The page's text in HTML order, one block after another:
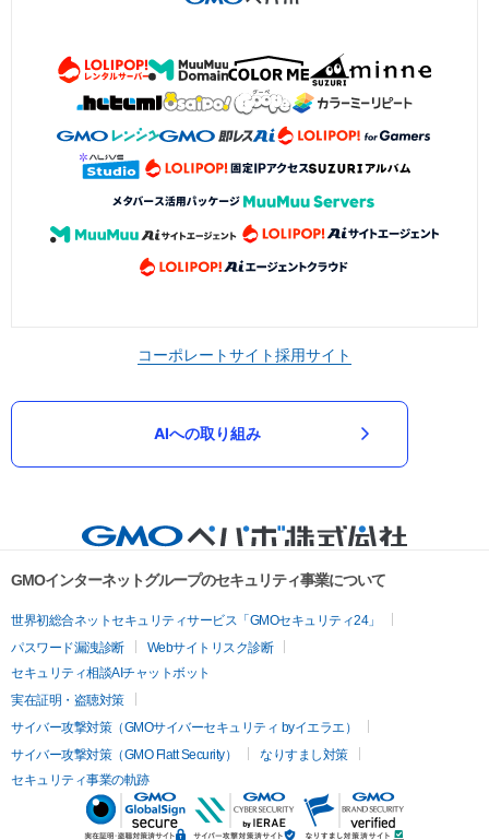
コーポレートサイト採用サイト
AIへの取り組み
GMOインターネットグループのセキュリティ事業について
世界初総合ネットセキュリティサービス「GMOセキュリティ24」
パスワード漏洩診断
Webサイトリスク診断
セキュリティ相談AIチャットボット
実在証明・盗聴対策
サイバー攻撃対策（GMOサイバーセキュリティ byイエラエ）
サイバー攻撃対策（GMO Flatt Security）
なりすまし対策
セキュリティ事業の軌跡